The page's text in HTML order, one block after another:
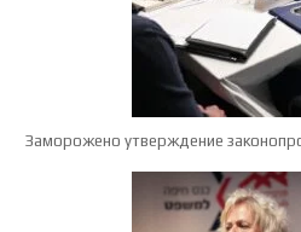
Заморожено утверждение